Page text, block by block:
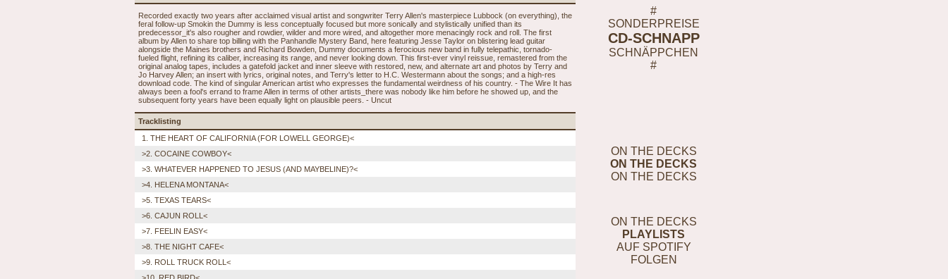
#
SONDERPREISE
CD-SCHNAPP
SCHNÄPPCHEN
#
ON THE DECKS
ON THE DECKS
ON THE DECKS
ON THE DECKS
PLAYLISTS
AUF SPOTIFY
FOLGEN
Recorded exactly two years after acclaimed visual artist and songwriter Terry Allen's masterpiece Lubbock (on everything), the
feral follow-up Smokin the Dummy is less conceptually focused but more sonically and stylistically unified than its
predecessor_it's also rougher and rowdier, wilder and more wired, and altogether more menacingly rock and roll. The first
album by Allen to share top billing with the Panhandle Mystery Band, here featuring Jesse Taylor on blistering lead guitar
alongside the Maines brothers and Richard Bowden, Dummy documents a ferocious new band in fully telepathic, tornado-
fueled flight, refining its caliber, increasing its range, and never looking down. This first-ever vinyl reissue, remastered from the
original analog tapes, includes a gatefold jacket and inner sleeve with restored, new, and alternate art and photos by Terry and
Jo Harvey Allen; an insert with lyrics, original notes, and Terry's letter to H.C. Westermann about the songs; and a high-res
download code. The kind of singular American artist who expresses the fundamental weirdness of his country. - The Wire It has
always been a fool's errand to frame Allen in terms of other artists_there was nobody like him before he showed up, and the
subsequent forty years have been equally light on plausible peers. - Uncut
Tracklisting
1. THE HEART OF CALIFORNIA (FOR LOWELL GEORGE)<
>2. COCAINE COWBOY<
>3. WHATEVER HAPPENED TO JESUS (AND MAYBELINE)?<
>4. HELENA MONTANA<
>5. TEXAS TEARS<
>6. CAJUN ROLL<
>7. FEELIN EASY<
>8. THE NIGHT CAFE<
>9. ROLL TRUCK ROLL<